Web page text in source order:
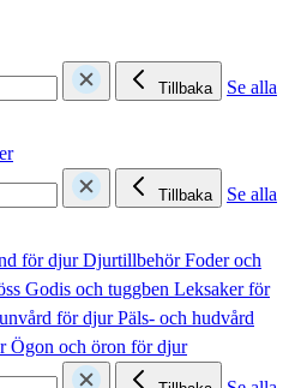
Tillbaka
Se alla
Tillbaka
Se alla
för djurDjurtillbehörFoder och
Godis och tuggben Leksaker för
för djurPäls- och hudvård
Ögon och öron för djur